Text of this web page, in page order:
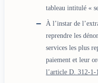
tableau intitulé «
À l’instar de
reprendre les
services les plus
paiement et leur
l’article D. 312-1-1